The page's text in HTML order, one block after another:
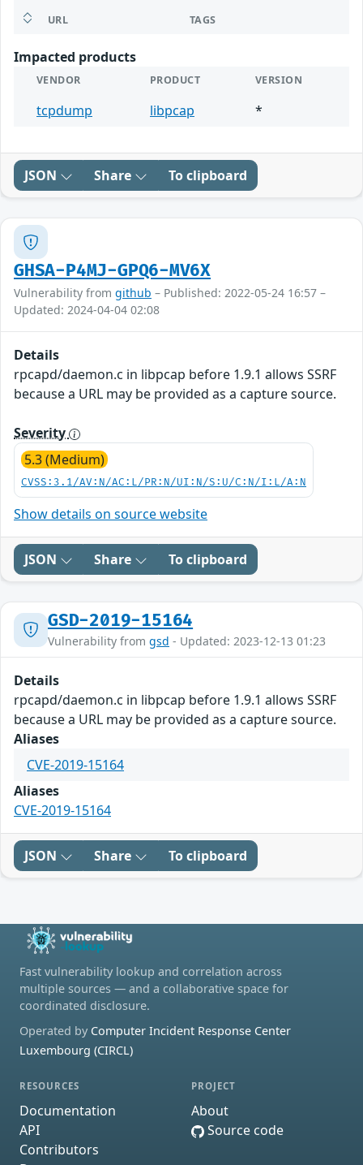
URL TAGS
Impacted products
VENDOR PRODUCT VERSION
tcpdump libpcap *
JSON Share To clipboard
GHSA-P4MJ-GPQ6-MV6X
Vulnerability from github – Published: 2022-05-24 16:57 –
Updated: 2024-04-04 02:08
Details
rpcapd/daemon.c in libpcap before 1.9.1 allows SSRF
because a URL may be provided as a capture source.
Severity
5.3 (Medium)
CVSS:3.1/AV:N/AC:L/PR:N/UI:N/S:U/C:N/I:L/A:N
Show details on source website
JSON Share To clipboard
GSD-2019-15164
Vulnerability from gsd - Updated: 2023-12-13 01:23
Details
rpcapd/daemon.c in libpcap before 1.9.1 allows SSRF
because a URL may be provided as a capture source.
Aliases
CVE-2019-15164
Aliases
CVE-2019-15164
JSON Share To clipboard
Fast vulnerability lookup and correlation across
multiple sources — and a collaborative space for
coordinated disclosure.
Operated by Computer Incident Response Center
Luxembourg (CIRCL)
RESOURCES
Documentation
API
Contributors
PROJECT
About
Source code